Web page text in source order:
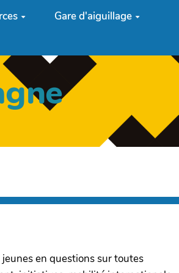
Gare d'aiguillage
en questions sur toutes